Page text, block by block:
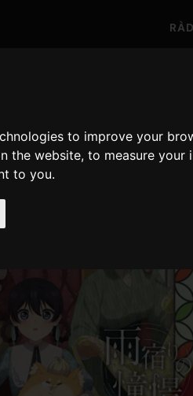
to improve your
the website,to measure your
to you.